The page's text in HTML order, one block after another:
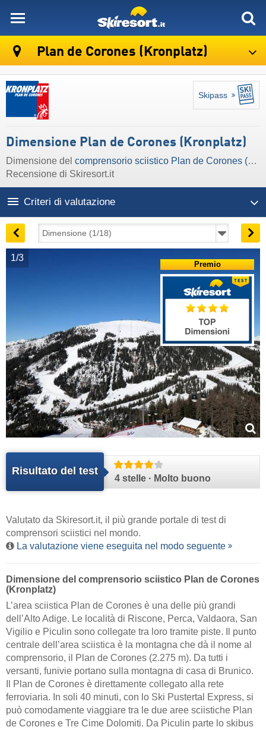
Plan de Corones (Kronplatz)
Skipass
Dimensione Plan de Corones (Kronplatz)
Dimensione del comprensorio sciistico Plan de Corones (Kronplatz)
Recensione di Skiresort.it
Criteri di valutazione
1/3
Risultato del test
4 stelle · Molto buono
Premio
Valutato da Skiresort.it, il più grande portale di test di
comprensori sciistici nel mondo.
La valutazione viene eseguita nel modo seguente
Dimensione del comprensorio sciistico Plan de Corones
(Kronplatz)
L’area sciistica Plan de Corones è una delle più grandi
dell’Alto Adige. Le località di Riscone, Perca, Valdaora, San
Vigilio e Piculin sono collegate tra loro tramite piste. Il punto
centrale dell’area sciistica è la montagna che dà il nome al
comprensorio, il Plan de Corones (2.275 m). Da tutti i
versanti, funivie portano sulla montagna di casa di Brunico.
Il Plan de Corones è direttamente collegato alla rete
ferroviaria. In soli 40 minuti, con lo Ski Pustertal Express, si
può comodamente viaggiare tra le due aree sciistiche Plan
de Corones e Tre Cime Dolomiti. Da Piculin parte lo skibus